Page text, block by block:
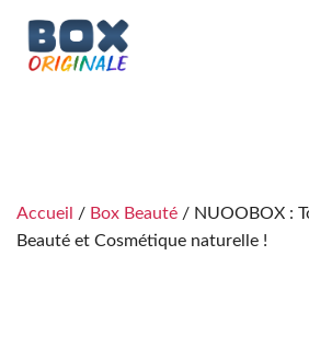
contenu
Accueil / Box Beauté / NUOOBOX :
Beauté et Cosmétique naturelle !